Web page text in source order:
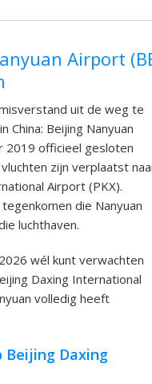
Airport
uit de weg te
China: Beijing Nanyuan
2019 officieel gesloten
zijn verplaatst
Airport (PKX).
die Nanyuan
luchthaven.
wél kunt verwachten
Daxing International
volledig heeft
Beijing Daxing